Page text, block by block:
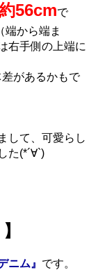
56cmで
端から端ま
右手側の上端に
があるかもで
して、可愛らし
た(*´∀`)
ニム』 です。